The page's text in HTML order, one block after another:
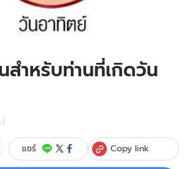
สำหรับท่านที่เกิดวัน
แชร์ Copy link